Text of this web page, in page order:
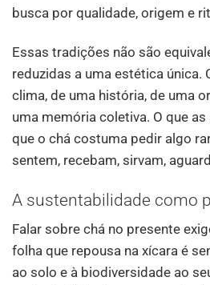
busca por qualidade, origem e
Essas tradições não são
reduzidas a uma estética única.
clima, de uma história, de uma
uma memória coletiva. O que
que o chá costuma pedir algo
sentem, recebam, sirvam,
A sustentabilidade como
Falar sobre chá no presente
folha que repousa na xícara é
ao solo e à biodiversidade ao